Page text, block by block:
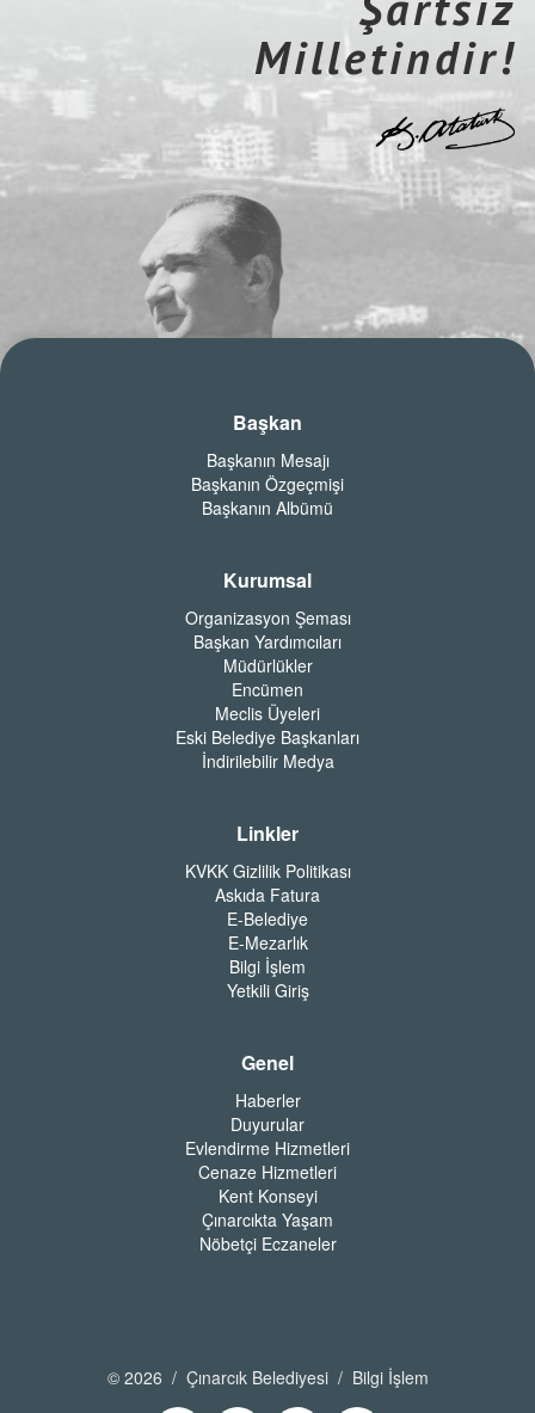
Milletindir!
Başkan
Başkanın Mesajı
Başkanın Özgeçmişi
Başkanın Albümü
Kurumsal
Organizasyon Şeması
Başkan Yardımcıları
Müdürlükler
Encümen
Meclis Üyeleri
Eski Belediye Başkanları
İndirilebilir Medya
Linkler
KVKK Gizlilik Politikası
Askıda Fatura
E-Belediye
E-Mezarlık
Bilgi İşlem
Yetkili Giriş
Genel
Haberler
Duyurular
Evlendirme Hizmetleri
Cenaze Hizmetleri
Kent Konseyi
Çınarcıkta Yaşam
Nöbetçi Eczaneler
© 2026 / Çınarcık Belediyesi / Bilgi İşlem